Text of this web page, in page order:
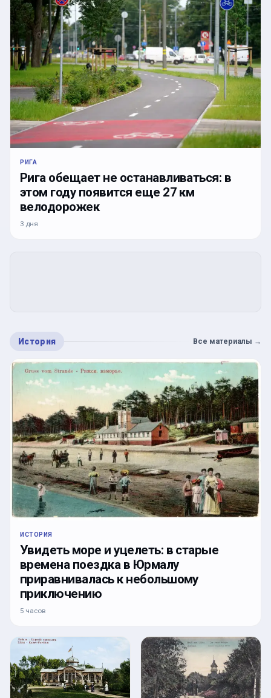
РИГА
Рига обещает не останавливаться: в
этом году появится еще 27 км
велодорожек
3 дня
История Все материалы →
ИСТОРИЯ
Увидеть море и уцелеть: в старые
времена поездка в Юрмалу
приравнивалась к небольшому
приключению
5 часов